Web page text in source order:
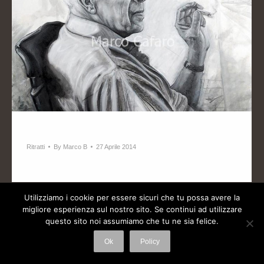
Ritratti By Marco B 27 Aprile 2014
© 2026 Marco Cafaro all right reserved. P.IVA 07138840967
Sviluppo sito WEB by FocusLab360.it
Utilizziamo i cookie per essere sicuri che tu possa avere la
migliore esperienza sul nostro sito. Se continui ad utilizzare
questo sito noi assumiamo che tu ne sia felice.
Ok Policy